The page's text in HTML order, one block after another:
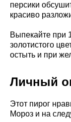
персики
красиво
Выпекайте при
золотистого
остыть и при
Личный
Этот пирог
Мороз и на